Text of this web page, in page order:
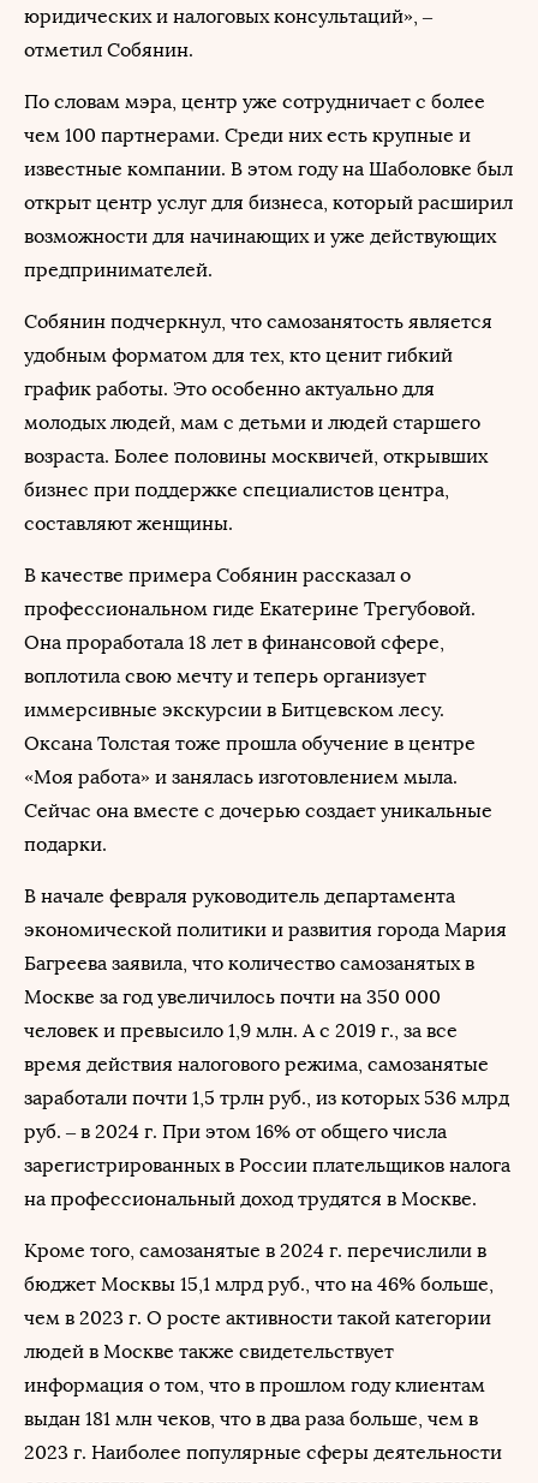
юридических и налоговых консультаций», –
отметил Собянин.
По словам мэра, центр уже сотрудничает с более
чем 100 партнерами. Среди них есть крупные и
известные компании. В этом году на Шаболовке был
открыт центр услуг для бизнеса, который расширил
возможности для начинающих и уже действующих
предпринимателей.
Собянин подчеркнул, что самозанятость является
удобным форматом для тех, кто ценит гибкий
график работы. Это особенно актуально для
молодых людей, мам с детьми и людей старшего
возраста. Более половины москвичей, открывших
бизнес при поддержке специалистов центра,
составляют женщины.
В качестве примера Собянин рассказал о
профессиональном гиде Екатерине Трегубовой.
Она проработала 18 лет в финансовой сфере,
воплотила свою мечту и теперь организует
иммерсивные экскурсии в Битцевском лесу.
Оксана Толстая тоже прошла обучение в центре
«Моя работа» и занялась изготовлением мыла.
Сейчас она вместе с дочерью создает уникальные
подарки.
В начале февраля руководитель департамента
экономической политики и развития города Мария
Багреева заявила, что количество самозанятых в
Москве за год увеличилось почти на 350 000
человек и превысило 1,9 млн. А с 2019 г., за все
время действия налогового режима, самозанятые
заработали почти 1,5 трлн руб., из которых 536 млрд
руб. – в 2024 г. При этом 16% от общего числа
зарегистрированных в России плательщиков налога
на профессиональный доход трудятся в Москве.
Кроме того, самозанятые в 2024 г. перечислили в
бюджет Москвы 15,1 млрд руб., что на 46% больше,
чем в 2023 г. О росте активности такой категории
людей в Москве также свидетельствует
информация о том, что в прошлом году клиентам
выдан 181 млн чеков, что в два раза больше, чем в
2023 г. Наиболее популярные сферы деятельности